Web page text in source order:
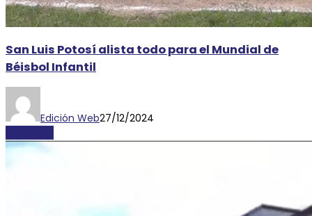
San Luis Potosí alista todo para el Mundial de
Béisbol Infantil
Edición Web27/12/2024